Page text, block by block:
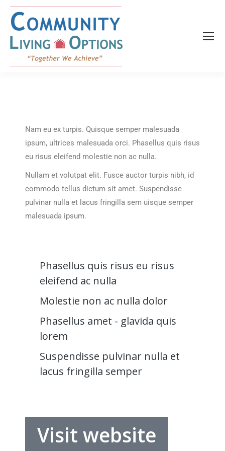
content
Nam eu ex turpis. Quisque semper malesuada
ipsum, ultrices malesuada orci. Phasellus quis risus
eu risus eleifend molestie non ac nulla.
Nullam et volutpat elit. Fusce auctor turpis nibh, id
commodo tellus dictum sit amet. Suspendisse
pulvinar nulla et lacus fringilla sem uisque semper
malesuada ipsum.
Phasellus quis risus eu risus
eleifend ac nulla
Molestie non ac nulla dolor
Phasellus amet - glavida quis
lorem
Suspendisse pulvinar nulla et
lacus fringilla semper
Visit website